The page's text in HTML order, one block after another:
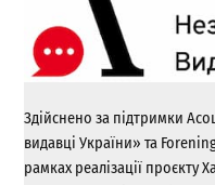
Здійснено за підтримки
видавці України» та
рамках реалізації проєкту